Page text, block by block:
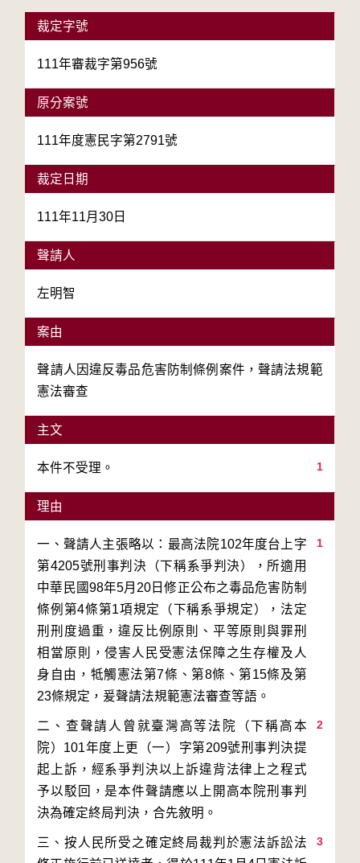
裁定字號
111年審裁字第956號
原分案號
111年度憲民字第2791號
裁定日期
111年11月30日
聲請人
左明智
案由
聲請人因違反毒品危害防制條例案件，聲請法規範
憲法審查
主文
1
本件不受理。
理由
1
一、聲請人主張略以：最高法院102年度台上字
第4205號刑事判決（下稱系爭判決），所適用
中華民國98年5月20日修正公布之毒品危害防制
條例第4條第1項規定（下稱系爭規定），法定
刑刑度過重，違反比例原則、平等原則與罪刑
相當原則，侵害人民受憲法保障之生存權及人
身自由，牴觸憲法第7條、第8條、第15條及第
2
二、查聲請人曾就臺灣高等法院（下稱高本
院）101年度上更（一）字第209號刑事判決提
起上訴，經系爭判決以上訴違背法律上之程式
予以駁回，是本件聲請應以上開高本院刑事判
3
三、按人民所受之確定終局裁判於憲法訴訟法